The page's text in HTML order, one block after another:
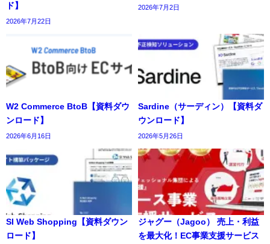
ド】
2026年7月22日
2026年7月2日
W2 Commerce BtoB【資料ダウ
ンロード】
2026年6月16日
Sardine（サーディン）【資料ダ
ウンロード】
2026年5月26日
SI Web Shopping【資料ダウン
ロード】
ジャグー（Jagoo） 売上・利益
を最大化！EC事業支援サービス